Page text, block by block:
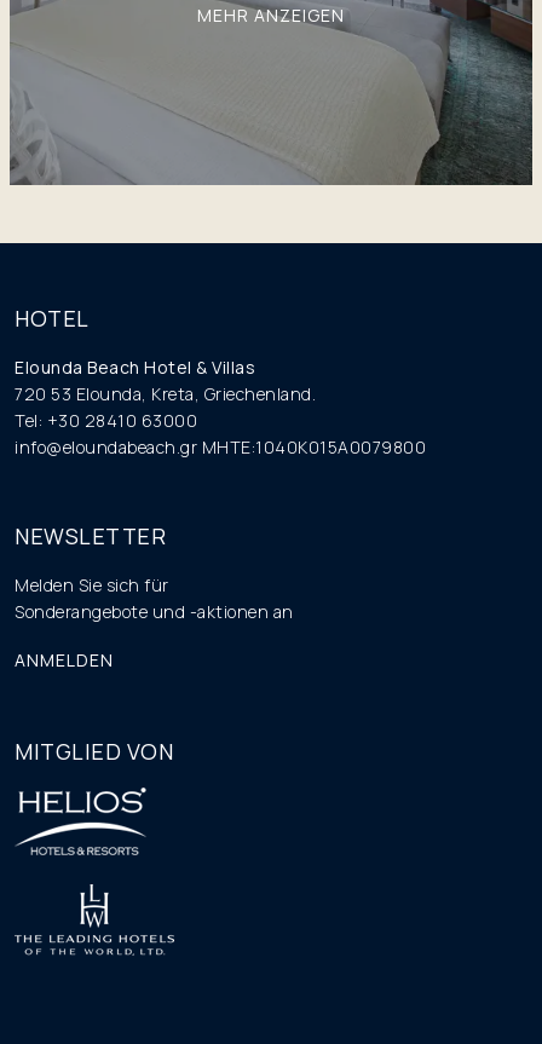
MEHR ANZEIGEN
HOTEL
Elounda Beach Hotel & Villas
720 53 Elounda, Kreta, Griechenland.
Tel: +30 28410 63000
info@eloundabeach.gr MHTE:1040K015A0079800
NEWSLETTER
Melden Sie sich für
Sonderangebote und -aktionen an
ANMELDEN
MITGLIED VON